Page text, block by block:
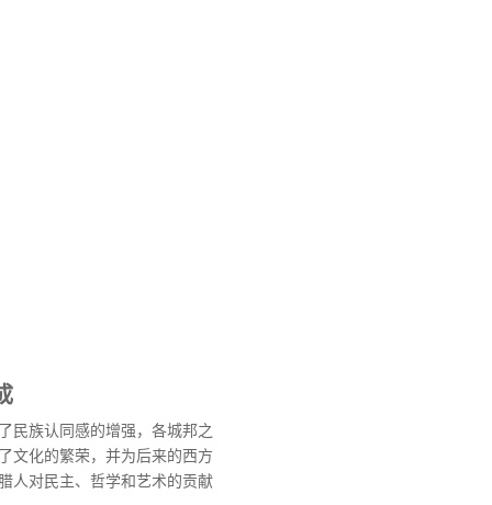
民族认同感的增强，各城邦之
文化的繁荣，并为后来的西方
人对民主、哲学和艺术的贡献